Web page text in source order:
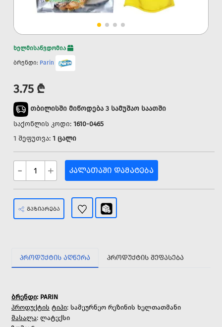
ხელმისაწვდომია
ბრენდი: Parin
3.75 ₾
თბილისში მიწოდება 3 სამუშაო საათში
საქონლის კოდი: 1610-0465
1 შეფუთვა: 1 ცალი
- + ᲙᲐᲚᲐᲗᲐᲨᲘ ᲓᲐᲛᲐᲢᲔᲑᲐ
ᲒᲐᲖᲘᲐᲠᲔᲑᲐ
ᲞᲠᲝᲓᲣᲥᲢᲘᲡ ᲐᲦᲬᲔᲠᲐ ᲞᲠᲝᲓᲣᲥᲢᲘᲡ ᲨᲔᲤᲐᲡᲔᲑᲐ
ბრენდი: PARIN
პროდუქტის ტიპი: სამეურნეო რეზინის ხელთათმანი
მასალა: ლატექსი